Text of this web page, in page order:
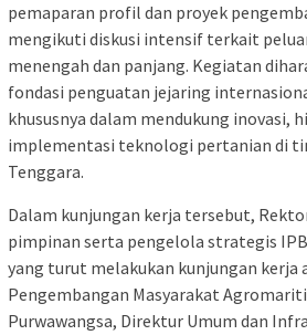
pemaparan profil dan proyek
mengikuti diskusi intensif terkait
menengah dan panjang. Kegiatan
fondasi penguatan jejaring
khususnya dalam mendukung inovasi,
implementasi teknologi pertanian di
Tenggara.
Dalam kunjungan kerja tersebut,
pimpinan serta pengelola strategis
yang turut melakukan kunjungan kerja
Pengembangan Masyarakat
Purwawangsa, Direktur Umum dan